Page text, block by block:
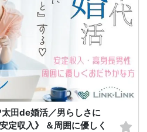
田de婚活／男らしさに
定収入》 ＆周囲に優しく